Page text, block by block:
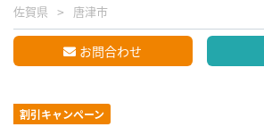
佐賀県 唐津市
お問合わせ
割引キャンペーン